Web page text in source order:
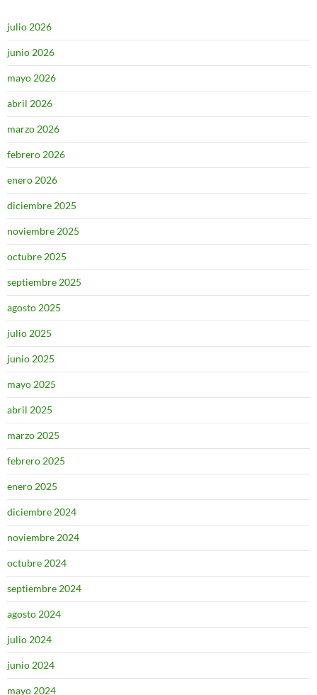
julio 2026
junio 2026
mayo 2026
abril 2026
marzo 2026
febrero 2026
enero 2026
diciembre 2025
noviembre 2025
octubre 2025
septiembre 2025
agosto 2025
julio 2025
junio 2025
mayo 2025
abril 2025
marzo 2025
febrero 2025
enero 2025
diciembre 2024
noviembre 2024
octubre 2024
septiembre 2024
agosto 2024
julio 2024
junio 2024
mayo 2024